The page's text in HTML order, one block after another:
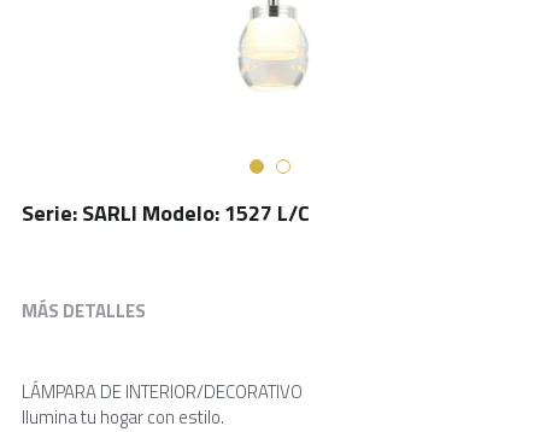
Serie: SARLI Modelo: 1527 L/C
MÁS DETALLES
LÁMPARA DE INTERIOR/DECORATIVO
Ilumina tu hogar con estilo.